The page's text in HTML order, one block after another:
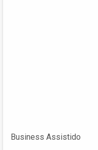
Business Assistido